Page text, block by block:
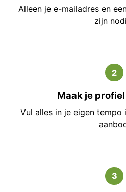
Alleen je e-mailadres en
zijn
2
Maak je
Vul alles in je eigen tempo
3